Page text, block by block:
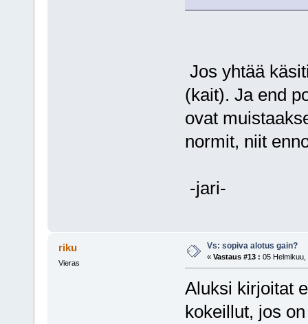
Jos yhtää
(kait). Ja end
ovat
normit, niit
-jari-
riku
Vieras
Vs: sopiva alotus gain?
« Vastaus #13 : 05 Helmikuu,
Aluksi kirjoitat
kokeillut, jos